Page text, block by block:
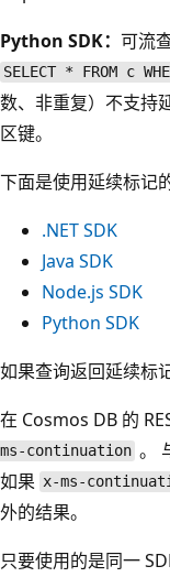
Python SDK： 可流
SELECT * FROM c
数、非重复）不支持
区键。
下面是使用延续标记
.NET SDK
Java SDK
Node.js SDK
Python SDK
如果查询返回延续标
在 Cosmos DB 的
ms-continuation 。
如果 x-ms-
外的结果。
只要使用的是同一